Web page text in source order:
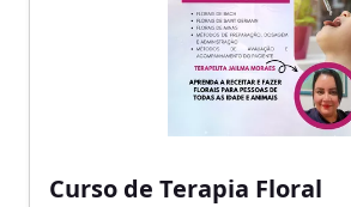
Curso de Terapia Floral